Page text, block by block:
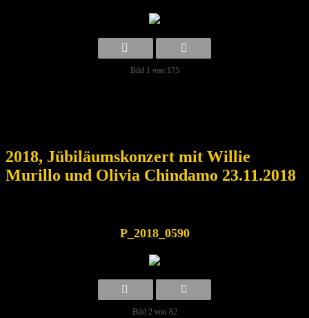
Bild 1 von 175
2018, Jübiläumskonzert mit Willie
Murillo und Olivia Chindamo 23.11.2018
P_2018_0590
Bild 2 von 82